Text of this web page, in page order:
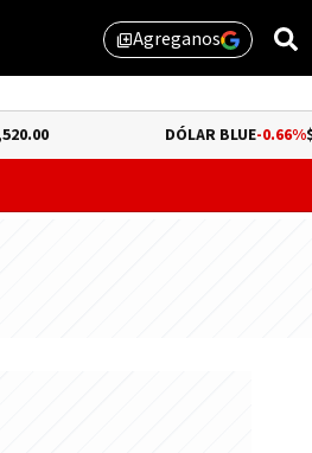
library_addAgreganos
DÓLAR BLUE-0.66% $1,530.00
privada" y evitar un